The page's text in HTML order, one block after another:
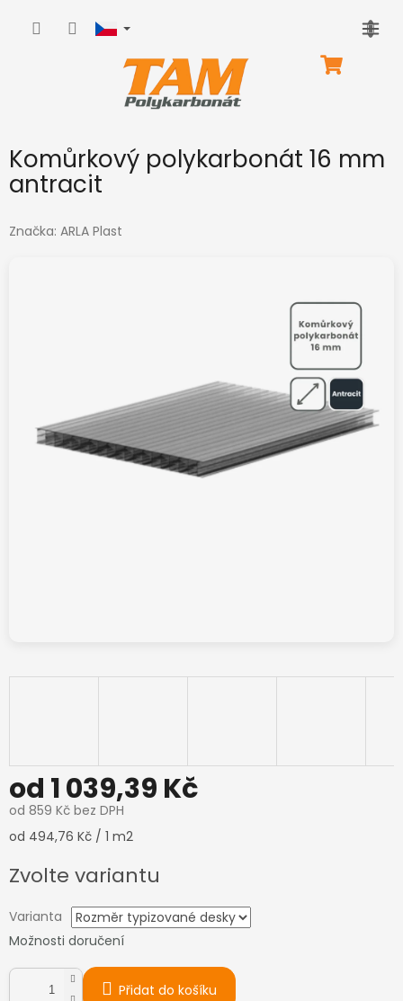
NÁKUPNÍ
Komůrkový polykarbonát 16 mm
antracit
Značka: ARLA Plast
od 1 039,39 Kč
od 859 Kč bez DPH
Měrná
od 494,76 Kč / 1 m2
Zvolte variantu
Varianta
Možnosti doručení
Přidat do košíku